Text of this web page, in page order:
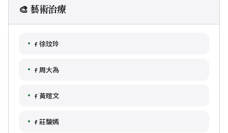
🎨 藝術治療
徐玟玲
周大為
黃暄文
莊馥嫣